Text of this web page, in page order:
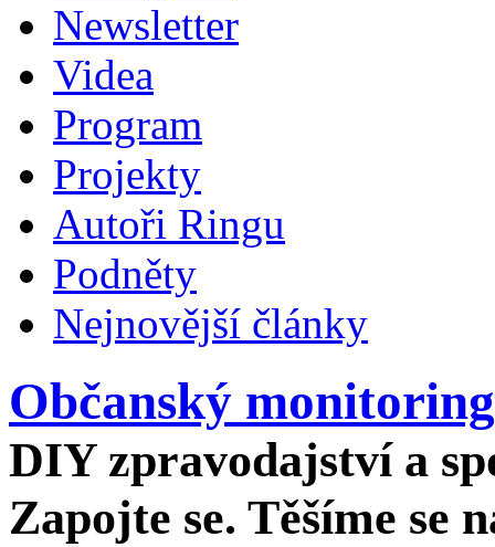
Newsletter
Videa
Program
Projekty
Autoři Ringu
Podněty
Nejnovější články
Občanský monitoring
DIY zpravodajství a
Zapojte se. Těšíme se